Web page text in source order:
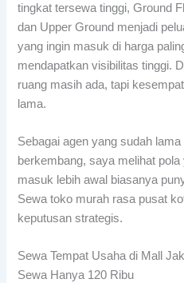
tingkat tersewa tinggi, Ground
dan Upper Ground menjadi
yang ingin masuk di harga
mendapatkan visibilitas tinggi.
ruang masih ada, tapi
lama.
Sebagai agen yang sudah
berkembang, saya melihat
masuk lebih awal biasanya
Sewa toko murah rasa pusat
keputusan strategis.
Sewa Tempat Usaha di Mall
Sewa Hanya 120 Ribu